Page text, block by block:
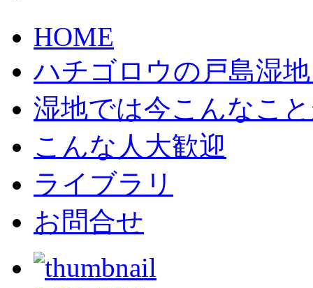
HOME
ハチゴロウの戸島湿
湿地では今こんなこ
こんな人大歓迎
ライブラリ
お問合せ